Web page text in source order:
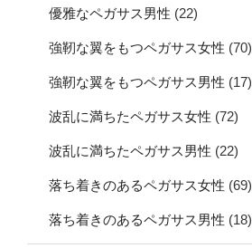
優雅なペガサス男性 (22)
強靭な翼をもつペガサス女性 (70)
強靭な翼をもつペガサス男性 (17)
波乱に満ちたペガサス女性 (72)
波乱に満ちたペガサス男性 (22)
落ち着きのあるペガサス女性 (69)
落ち着きのあるペガサス男性 (18)